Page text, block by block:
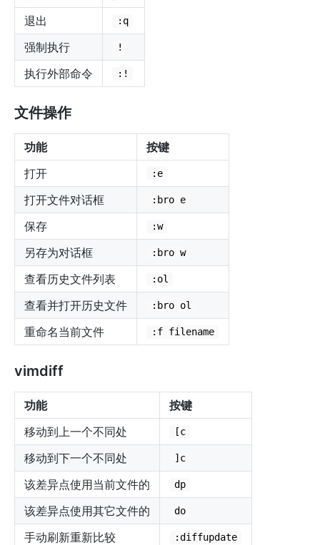
退出
:q
强制执行 !
执行外部命令 :!
文件操作
功能
按键
打开
:e
打开文件对话框 :bro e
保存 :w
另存为对话框 :bro w
查看历史文件列表 :ol
查看并打开历史文件 :bro ol
重命名当前文件 :f filename
vimdiff
功能
按键
移动到上一个不同处
[c
移动到下一个不同处 ]c
该差异点使用当前文件的 dp
该差异点使用其它文件的 do
手动刷新重新比较 :diffupdate